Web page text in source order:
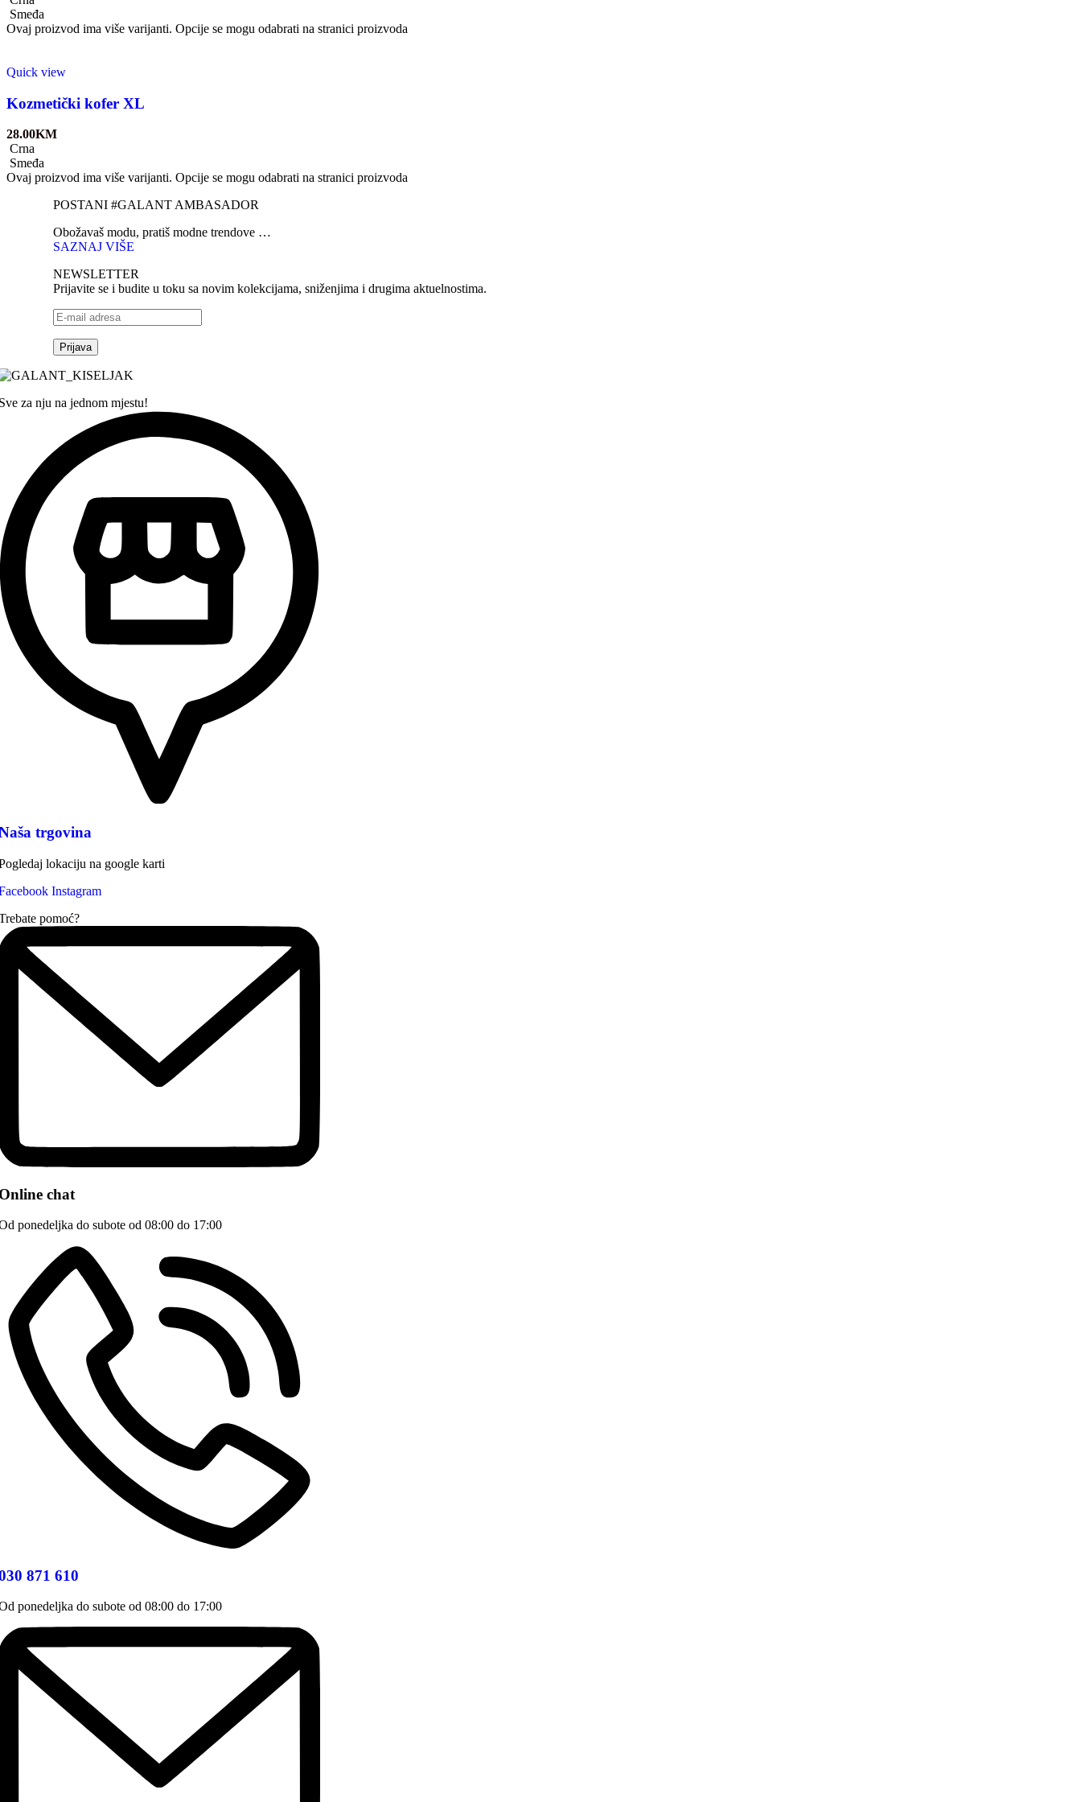
Smeđa
Ovaj proizvod ima više varijanti. Opcije se mogu odabrati na stranici proizvoda
Quick view
Kozmetički kofer XL
28.00KM
Crna
Smeđa
Ovaj proizvod ima više varijanti. Opcije se mogu odabrati na stranici proizvoda
POSTANI #GALANT AMBASADOR
Obožavaš modu, pratiš modne trendove …
SAZNAJ VIŠE
NEWSLETTER
Prijavite se i budite u toku sa novim kolekcijama, sniženjima i drugima aktuelnostima.
za nju na jednom mjestu!
trgovina
lokaciju na google karti
Instagram
pomoć?
chat
ponedeljka do subote od 08:00 do 17:00
871 610
ponedeljka do subote od 08:00 do 17:00